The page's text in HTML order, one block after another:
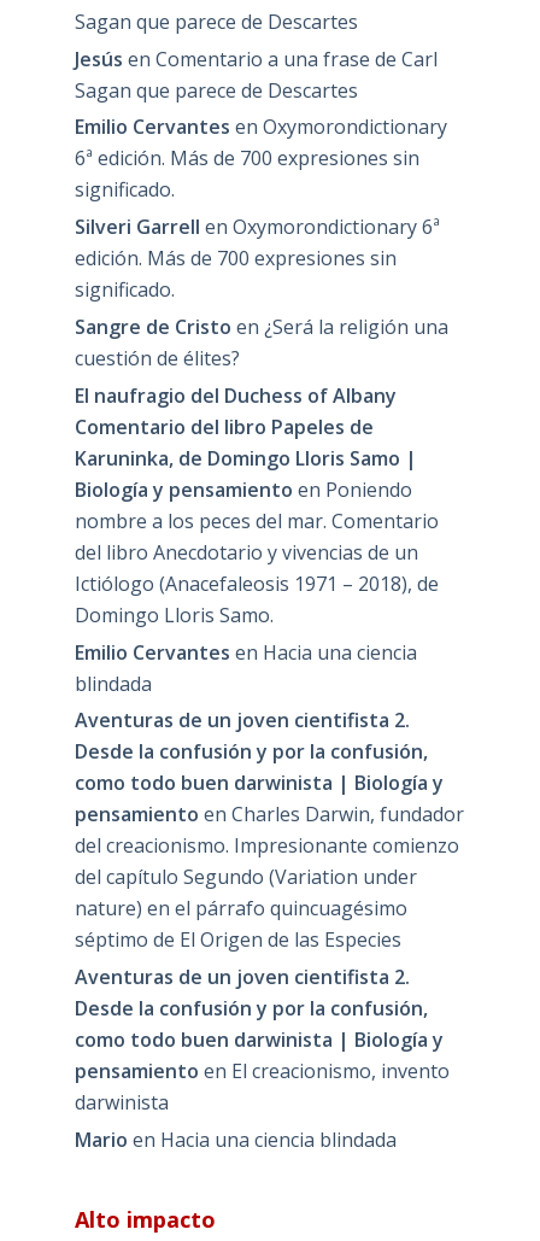
Sagan que parece de Descartes
Jesús en Comentario a una frase de Carl
Sagan que parece de Descartes
Emilio Cervantes en Oxymorondictionary
6ª edición. Más de 700 expresiones sin
significado.
Silveri Garrell en Oxymorondictionary 6ª
edición. Más de 700 expresiones sin
significado.
Sangre de Cristo en ¿Será la religión una
cuestión de élites?
El naufragio del Duchess of Albany
Comentario del libro Papeles de
Karuninka, de Domingo Lloris Samo |
Biología y pensamiento en Poniendo
nombre a los peces del mar. Comentario
del libro Anecdotario y vivencias de un
Ictiólogo (Anacefaleosis 1971 – 2018), de
Domingo Lloris Samo.
Emilio Cervantes en Hacia una ciencia
blindada
Aventuras de un joven cientifista 2.
Desde la confusión y por la confusión,
como todo buen darwinista | Biología y
pensamiento en Charles Darwin, fundador
del creacionismo. Impresionante comienzo
del capítulo Segundo (Variation under
nature) en el párrafo quincuagésimo
séptimo de El Origen de las Especies
Aventuras de un joven cientifista 2.
Desde la confusión y por la confusión,
como todo buen darwinista | Biología y
pensamiento en El creacionismo, invento
darwinista
Mario en Hacia una ciencia blindada
Alto impacto